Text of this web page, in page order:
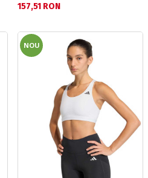
Текуща цена:
157,51 RON
NOU